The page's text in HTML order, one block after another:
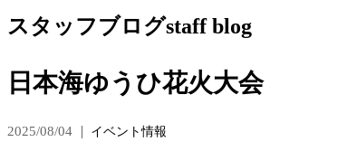
スタッフブログstaff blog
日本海ゆうひ花火大会
2025/08/04 イベント情報